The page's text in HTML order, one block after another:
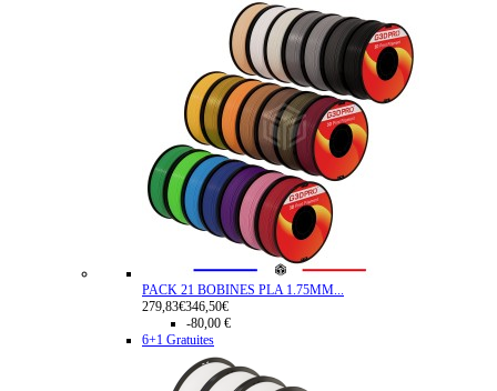
PACK 21 BOBINES PLA 1.75MM...
279,83€346,50€
-80,00 €
6+1 Gratuites